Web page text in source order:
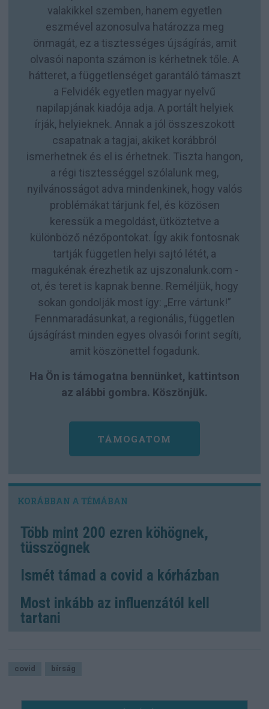
valakikkel szemben, hanem egyetlen
eszmével azonosulva határozza meg
önmagát, ez a tisztességes újságírás, amit
olvasói naponta számon is kérhetnek tőle. A
hátteret, a függetlenséget garantáló támaszt
a Felvidék egyetlen magyar nyelvű
napilapjának kiadója adja. A portált helyiek
írják, helyieknek. Annak a jól összeszokott
csapatnak a tagjai, akiket korábbról
ismerhetnek és el is érhetnek. Tiszta hangon,
a régi tisztességgel szólalunk meg,
nyilvánosságot adva mindenkinek, hogy valós
problémákat tárjunk fel, és közösen
keressük a megoldást, ütköztetve a
különböző nézőpontokat. Így akik fontosnak
tartják független helyi sajtó létét, a
magukénak érezhetik az ujszonalunk.com -
ot, és teret is kapnak benne. Reméljük, hogy
sokan gondolják most így: „Erre vártunk!”
Fennmaradásunkat, a regionális, független
újságírást minden egyes olvasói forint segíti,
amit köszönettel fogadunk.
Ha Ön is támogatna bennünket, kattintson
az alábbi gombra. Köszönjük.
TÁMOGATOM
Több mint 200 ezren köhögnek,
tüsszögnek
Ismét támad a covid a kórházban
Most inkább az influenzától kell
tartani
covid bírság